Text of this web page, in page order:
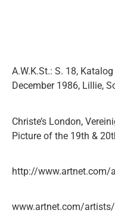
A.W.K.St.: S. 18,
December 1986, Lillie,
Christe’s London,
Picture of the 19th &
http://www.artnet.com/
www.artnet.com/artists/